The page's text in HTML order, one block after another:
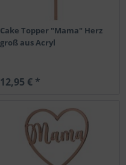
Cake Topper "Mama" Herz
groß aus Acryl
12,95 € *